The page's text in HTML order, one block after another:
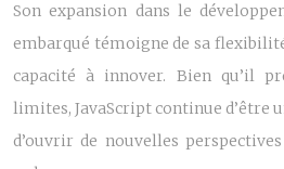
Son expansion dans le
embarqué témoigne de sa
capacité à innover. Bien qu’il
limites, JavaScript continue d’être
d’ouvrir de nouvelles